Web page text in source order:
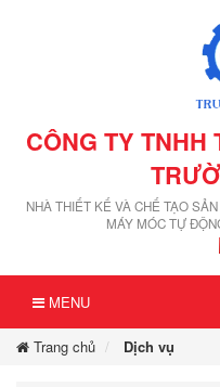
CÔNG TY
NHÀ THIẾT KẾ VÀ CHẾ TẠO
MÁY MÓC TỰ
MENU
Trang chủ Dịch vụ